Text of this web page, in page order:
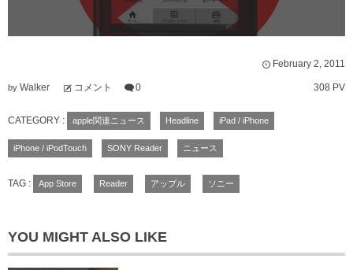
February 2 2011
by Walker コメント 0 308 PV
CATEGORY : apple関連ニュース Headline iPad / iPhone
iPhone / iPodTouch SONY Reader ニュース
TAG : App Store Reader アップル ソニー
YOU MIGHT ALSO LIKE